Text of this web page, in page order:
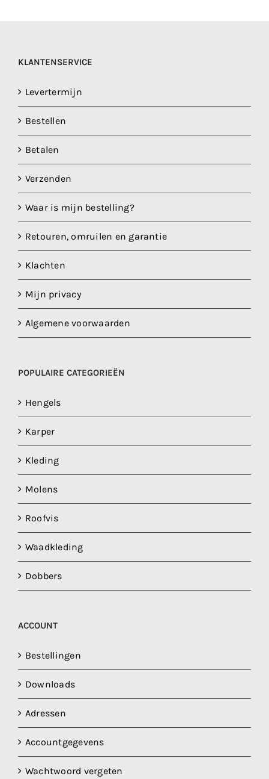
KLANTENSERVICE
Levertermijn
Bestellen
Betalen
Verzenden
Waar is mijn bestelling?
Retouren, omruilen en garantie
Klachten
Mijn privacy
Algemene voorwaarden
POPULAIRE CATEGORIEËN
Hengels
Karper
Kleding
Molens
Roofvis
Waadkleding
Dobbers
ACCOUNT
Bestellingen
Downloads
Adressen
Accountgegevens
Wachtwoord vergeten